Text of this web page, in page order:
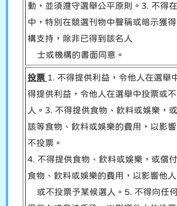
動，並須遵守選舉公平原則。3. 不得
中，特別在競選刊物中聲稱或暗示獲
構支持，除非已得到該名人
士或機構的書面同意。
投票 1. 不得提供利益，令他人在選舉
得提供利益，令他人在選舉中投票或
人。3. 不得提供食物、飲料或娛樂，
該等食物、飲料或娛樂的費用，以影
不投票。
4. 不得提供食物、飲料或娛樂，或償
食物、飲料或娛樂的費用，以影響他
或不投票予某候選人。5. 不得向任